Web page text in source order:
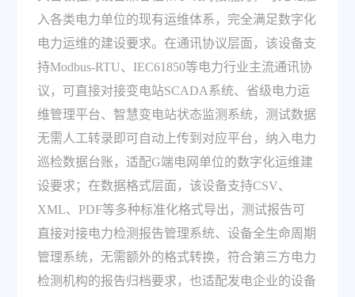
入各类电力单位的现有运维体系，完全满足数字化
电力运维的建设要求。在通讯协议层面，该设备支
持Modbus-RTU、IEC61850等电力行业主流通讯协
议，可直接对接变电站SCADA系统、省级电力运
维管理平台、智慧变电站状态监测系统，测试数据
无需人工转录即可自动上传到对应平台，纳入电力
巡检数据台账，适配G端电网单位的数字化运维建
设要求；在数据格式层面，该设备支持CSV、
XML、PDF等多种标准化格式导出，测试报告可
直接对接电力检测报告管理系统、设备全生命周期
管理系统，无需额外的格式转换，符合第三方电力
检测机构的报告归档要求，也适配发电企业的设备